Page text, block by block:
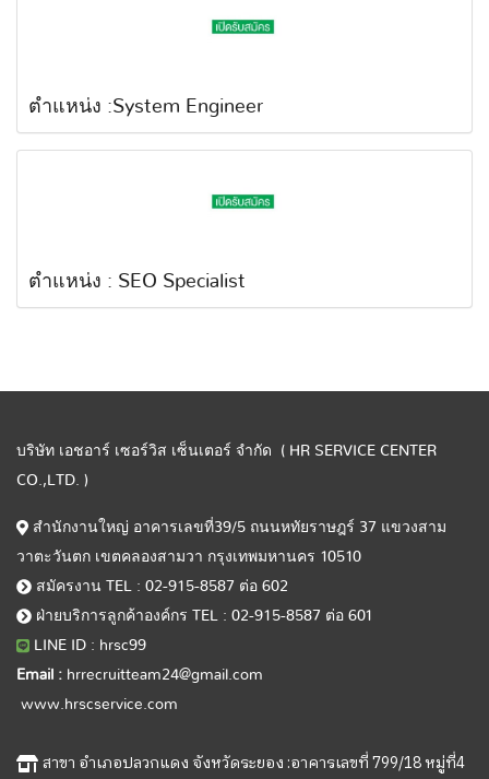
ตำแหน่ง :System Engineer
ตำแหน่ง : SEO Specialist
บริษัท เอชอาร์ เซอร์วิส เซ็นเตอร์ จำกัด ( HR SERVICE CENTER
CO.,LTD. )
สำนักงานใหญ่ อาคารเลขที่39/5 ถนนหทัยราษฎร์ 37 แขวงสาม
วาตะวันตก เขตคลองสามวา กรุงเทพมหานคร 10510
สมัครงาน TEL : 02-915-8587 ต่อ 602
ฝ่ายบริการลูกค้าองค์กร TEL : 02-915-8587 ต่อ 601
LINE ID : hrsc99
Email : hrrecruitteam24@gmail.com
www.hrscservice.com
สาขา อำเภอปลวกแดง จังหวัดระยอง :อาคารเลขที่ 799/18 หมู่ที่4